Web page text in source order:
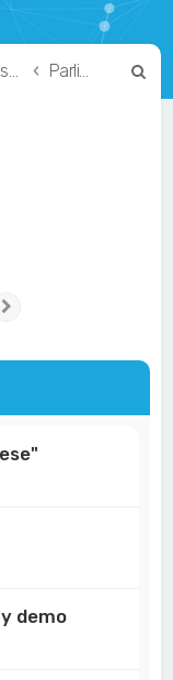
Discussioni Parliamone
demo